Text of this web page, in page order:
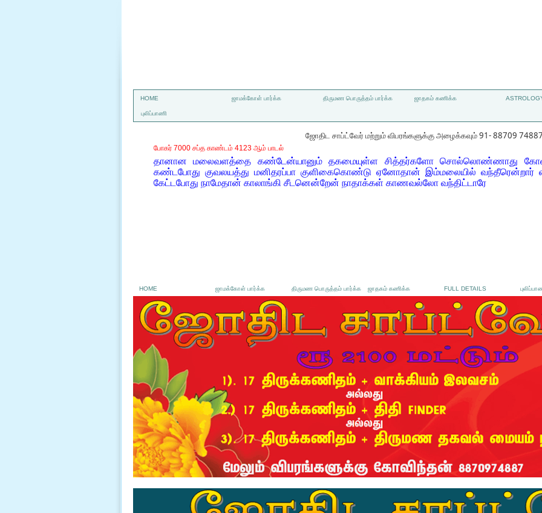
HOME ஜாமக்கோள் பார்க்க திருமண பொருத்தம் பார்க்க ஜாதகம் கணிக்க
புலிப்பாணி
ஜோதிட சாப்ட்வேர் மற்றும் விபரங்களுக்கு அழைக்கவும் 91- 88709
போகர் 7000 சப்த காண்டம் 4123 ஆம் பாடல்
தானான மலைவளத்தை கண்டேன்யானும் தகமையுள்ள சித்தர்களோ சொல்லொண்ணாது
கண்டபோது குவலயத்து மனிதரப்பா குளிகைகொண்டு ஏனோதான் இம்மலையில் வந்தீரென்றார்
கேட்டபோது நாமேதான் காலாங்கி சீடனென்றேன் நாதாக்கள் காணவல்லோ வந்திட்டாரே
HOME ஜாமக்கோள் பார்க்க திருமண பொருத்தம் பார்க்க ஜாதகம் கணிக்க FULL DETAILS